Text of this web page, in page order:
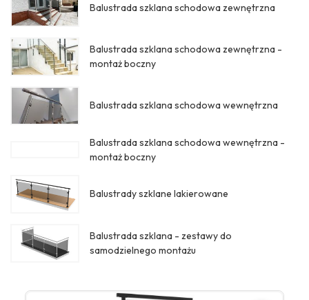
Balustrada szklana schodowa zewnętrzna
Balustrada szklana schodowa zewnętrzna -
montaż boczny
Balustrada szklana schodowa wewnętrzna
Balustrada szklana schodowa wewnętrzna -
montaż boczny
Balustrady szklane lakierowane
Balustrada szklana - zestawy do
samodzielnego montażu